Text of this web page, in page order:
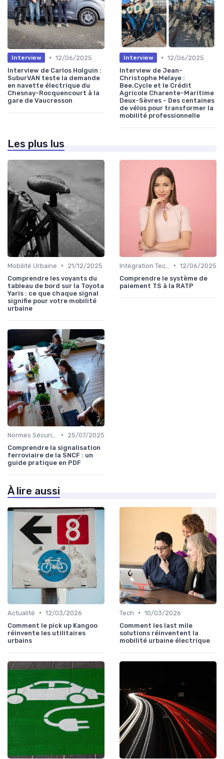
Interview • 12/06/2025
Interview de Carlos Holguin :
SuburVAN teste la demande
en navette électrique du
Chesnay-Rocquencourt à la
gare de Vaucresson
Interview • 12/06/2025
Interview de Jean-
Christophe Melaye :
Bee.Cycle et le Crédit
Agricole Charente-Maritime
Deux-Sèvres - Des centaines
de vélos pour transformer la
mobilité professionnelle
Les plus lus
Mobilité Urbaine •
21/12/2025
Comprendre les voyants du
tableau de bord sur la Toyota
Yaris : ce que chaque signal
signifie pour votre mobilité
urbaine
• 12/06/2025
Comprendre le système de
paiement TS à la RATP
•
25/07/2025
Comprendre la signalisation
ferroviaire de la SNCF : un
guide pratique en PDF
À lire aussi
Actualité • 12/03/2026
Comment le pick up Kangoo
réinvente les utilitaires
urbains
Tech • 10/03/2026
Comment les last mile
solutions réinventent la
mobilité urbaine électrique